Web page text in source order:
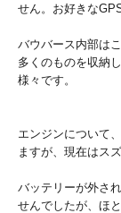
せん。お好きな
バウバース内部は
多くのものを収納
様々です。
エンジンについて
ますが、現在はス
バッテリーが外さ
せんでしたが、ほ